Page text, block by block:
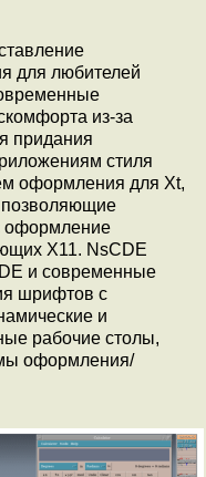
для любителей
из-за
придания
стиля
оформления для Xt,
позволяющие
оформление
X11. NsCDE
и современные
шрифтов с
и
рабочие столы,
оформления/